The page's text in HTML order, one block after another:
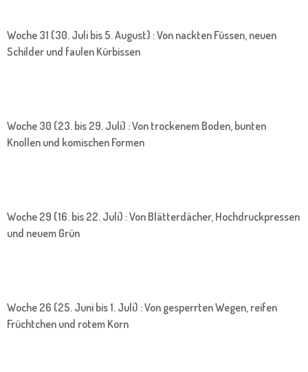
Woche 31 (30. Juli bis 5. August) : Von nackten Füssen, neuen
Schilder und faulen Kürbissen
Woche 30 (23. bis 29. Juli) : Von trockenem Boden, bunten
Knollen und komischen Formen
Woche 29 (16. bis 22. Juli) : Von Blätterdächer, Hochdruckpressen
und neuem Grün
Woche 26 (25. Juni bis 1. Juli) : Von gesperrten Wegen, reifen
Früchtchen und rotem Korn